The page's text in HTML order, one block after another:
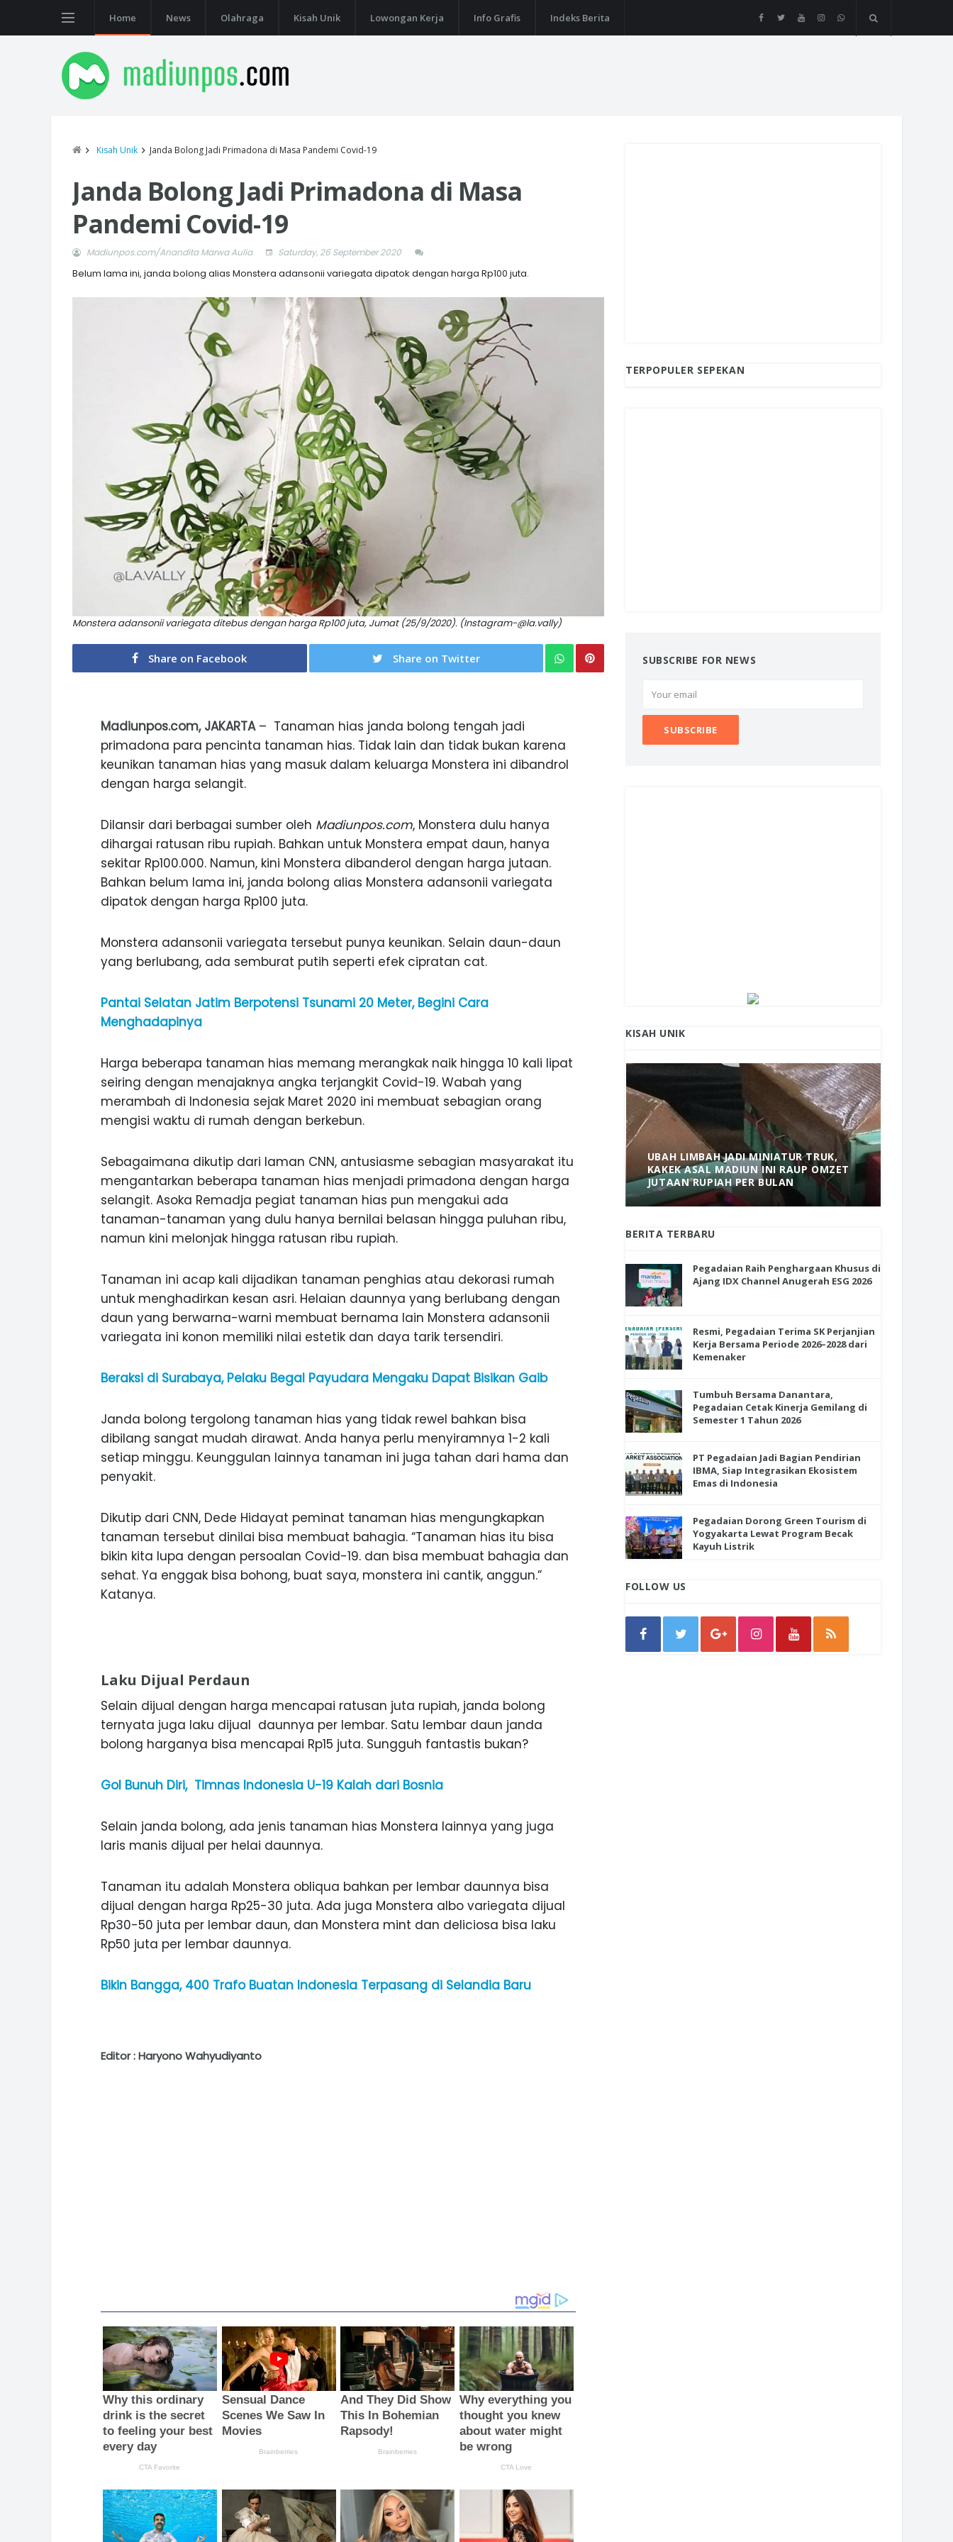
Home News Olahraga Kisah Unik Lowongan Kerja Info Grafis Indeks Berita
Kisah Unik Janda Bolong Jadi Primadona di Masa Pandemi Covid-19
Janda Bolong Jadi Primadona di Masa
Pandemi Covid-19
Madiunpos.com/Anandita Marwa Aulia Saturday, 26 September 2020
Belum lama ini, janda bolong alias Monstera adansonii variegata dipatok dengan harga Rp100 juta.
Monstera adansonii variegata ditebus dengan harga Rp100 juta, Jumat (25/9/2020). (Instagram-@la.vally)
Share on Facebook Share on Twitter
Madiunpos.com, JAKARTA– Tanaman hias janda bolong tengah jadi
primadona para pencinta tanaman hias. Tidak lain dan tidak bukan karena
keunikan tanaman hias yang masuk dalam keluarga Monstera ini dibandrol
dengan harga selangit.
Dilansir dari berbagai sumber oleh Madiunpos.com, Monstera dulu hanya
dihargai ratusan ribu rupiah. Bahkan untuk Monstera empat daun, hanya
sekitar Rp100.000. Namun, kini Monstera dibanderol dengan harga jutaan.
Bahkan belum lama ini, janda bolong alias Monstera adansonii variegata
dipatok dengan harga Rp100 juta.
Monstera adansonii variegata tersebut punya keunikan. Selain daun-daun
yang berlubang, ada semburat putih seperti efek cipratan cat.
Pantai Selatan Jatim Berpotensi Tsunami 20 Meter, Begini Cara
Menghadapinya
Harga beberapa tanaman hias memang merangkak naik hingga 10 kali lipat
seiring dengan menajaknya angka terjangkit Covid-19. Wabah yang
merambah di Indonesia sejak Maret 2020 ini membuat sebagian orang
mengisi waktu di rumah dengan berkebun.
Sebagaimana dikutip dari laman CNN, antusiasme sebagian masyarakat itu
mengantarkan beberapa tanaman hias menjadi primadona dengan harga
selangit. Asoka Remadja pegiat tanaman hias pun mengakui ada
tanaman-tanaman yang dulu hanya bernilai belasan hingga puluhan ribu,
namun kini melonjak hingga ratusan ribu rupiah.
Tanaman ini acap kali dijadikan tanaman penghias atau dekorasi rumah
untuk menghadirkan kesan asri. Helaian daunnya yang berlubang dengan
daun yang berwarna-warni membuat bernama lain Monstera adansonii
variegata ini konon memiliki nilai estetik dan daya tarik tersendiri.
Beraksi di Surabaya, Pelaku Begal Payudara Mengaku Dapat Bisikan Gaib
Janda bolong tergolong tanaman hias yang tidak rewel bahkan bisa
dibilang sangat mudah dirawat. Anda hanya perlu menyiramnya 1-2 kali
setiap minggu. Keunggulan lainnya tanaman ini juga tahan dari hama dan
penyakit.
Dikutip dari CNN, Dede Hidayat peminat tanaman hias mengungkapkan
tanaman tersebut dinilai bisa membuat bahagia. “Tanaman hias itu bisa
bikin kita lupa dengan persoalan Covid-19. dan bisa membuat bahagia dan
sehat. Ya enggak bisa bohong, buat saya, monstera ini cantik, anggun.”
Katanya.
Laku Dijual Perdaun
Selain dijual dengan harga mencapai ratusan juta rupiah, janda bolong
ternyata juga laku dijual daunnya per lembar. Satu lembar daun janda
bolong harganya bisa mencapai Rp15 juta. Sungguh fantastis bukan?
Gol Bunuh Diri, Timnas Indonesia U-19 Kalah dari Bosnia
Selain janda bolong, ada jenis tanaman hias Monstera lainnya yang juga
laris manis dijual per helai daunnya.
Tanaman itu adalah Monstera obliqua bahkan per lembar daunnya bisa
dijual dengan harga Rp25-30 juta. Ada juga Monstera albo variegata dijual
Rp30-50 juta per lembar daun, dan Monstera mint dan deliciosa bisa laku
Rp50 juta per lembar daunnya.
Bikin Bangga, 400 Trafo Buatan Indonesia Terpasang di Selandia Baru
Editor : Haryono Wahyudiyanto
TERPOPULER SEPEKAN
SUBSCRIBE FOR NEWS
KISAH UNIK
MANIS, LEGIT, DAN PAHIT, NIKMATNYA
DURIAN SEGULUNG MADIUN
ANAK-ANAK BOJONEGORO DAN
NGANJUK SEKOLAH DI SMPN SARADAN
SEJAK 1996
UBAH LIMBAH JADI MINIATUR TRUK,
KAKEK ASAL MADIUN INI RAUP OMZET
JUTAAN RUPIAH PER BULAN
BERITA TERBARU
Pegadaian Raih Penghargaan Khusus di
Ajang IDX Channel Anugerah ESG 2026
Resmi, Pegadaian Terima SK Perjanjian
Kerja Bersama Periode 2026–2028 dari
Kemenaker
Tumbuh Bersama Danantara,
Pegadaian Cetak Kinerja Gemilang di
Semester 1 Tahun 2026
PT Pegadaian Jadi Bagian Pendirian
IBMA, Siap Integrasikan Ekosistem
Emas di Indonesia
Pegadaian Dorong Green Tourism di
Yogyakarta Lewat Program Becak
Kayuh Listrik
FOLLOW US